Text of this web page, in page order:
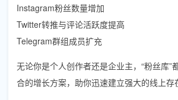
Instagram粉丝数量增加
Twitter转推与评论活跃度提高
Telegram群组成员扩充
无论你是个人创作者还是企业主，“粉丝库”
合的增长方案，助你迅速建立强大的线上存